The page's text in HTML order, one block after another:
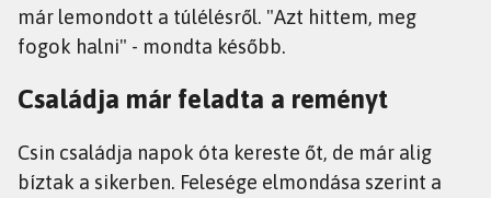
már lemondott a túlélésről. "Azt hittem, meg
fogok halni" - mondta később.
Családja már feladta a reményt
Csin családja napok óta kereste őt, de már alig
bíztak a sikerben. Felesége elmondása szerint a